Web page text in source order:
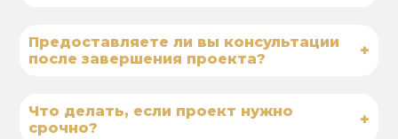
Предоставляете ли вы консультации
после завершения проекта?
+
Что делать, если проект нужно
срочно?
+